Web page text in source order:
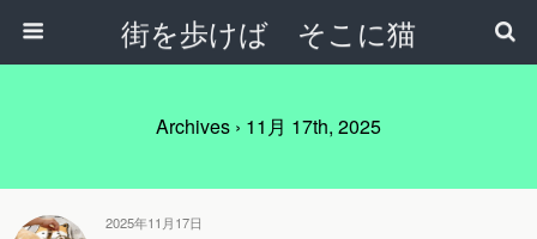
街を歩けば そこに猫
Archives › 11月 17th, 2025
2025年11月17日